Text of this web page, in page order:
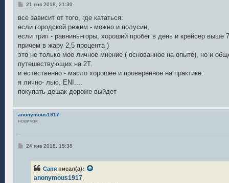
С
о
щ
е
и
е
21 янв 2018, 21:30
все зависит от того, где кататься:
если городской режим - можно и полусин,
если трип - равнины-горы, хороший пробег в день и крейсер выше
причем в жару 2,5 процента )
это не только мое личное мнение ( основанное на опыте), но и
путешествующих на 2Т.
и естественно - масло хорошее и проверенное на практике.
я лично- лью, ЕNI....
покупать дешак дороже выйдет
anonymous1917
новичок
С24 янв 2018, 15:38
Саня писал(а):
anonymous1917,